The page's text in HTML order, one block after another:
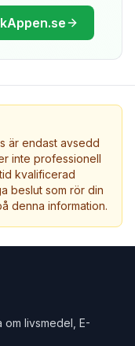
är endast avsedd
inte professionell
kvalificerad
beslut som rör din
denna information.
om livsmedel, E-